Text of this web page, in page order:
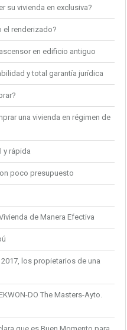
su vivienda en exclusiva?
el renderizado?
en edificio antiguo
y total garantía jurídica
una vivienda en régimen de
y rápida
poco presupuesto
de Manera Efectiva
los propietarios de una
DO The Masters-Ayto.